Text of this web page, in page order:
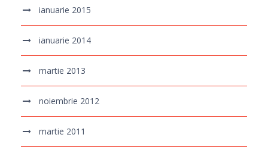
ianuarie 2015
ianuarie 2014
martie 2013
noiembrie 2012
martie 2011